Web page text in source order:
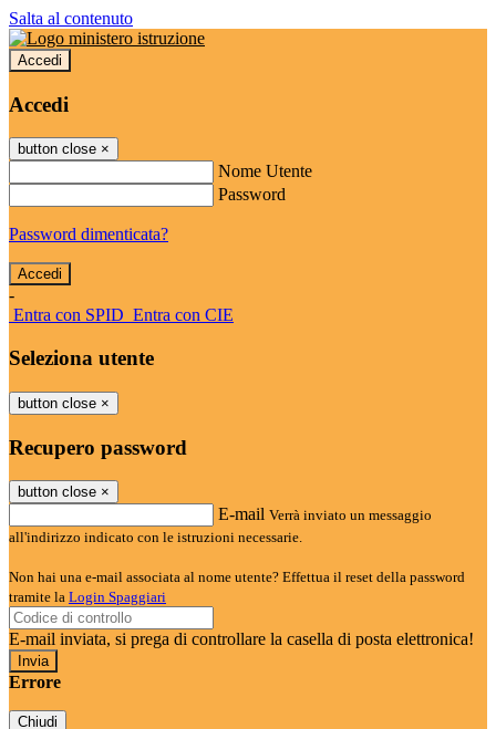
Salta al contenuto
Accedi
Accedi
button close ×
Nome Utente
Password
Password dimenticata?
-
Entra con SPID Entra con CIE
Seleziona utente
button close ×
Recupero password
button close ×
E-mail Verrà inviato un messaggio
all'indirizzo indicato con le istruzioni necessarie.
Non hai una e-mail associata al nome utente? Effettua il reset della password
tramite la Login Spaggiari
E-mail inviata, si prega di controllare la casella di posta elettronica!
Errore
Chiudi